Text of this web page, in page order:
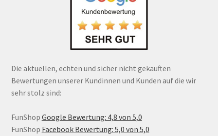
Die aktuellen, echten und sicher nicht gekauften
Bewertungen unserer Kundinnen und Kunden auf die wir
sehr stolz sind:
FunShop Google Bewertung: 4,8 von 5,0
FunShop Facebook Bewertung: 5,0 von 5,0